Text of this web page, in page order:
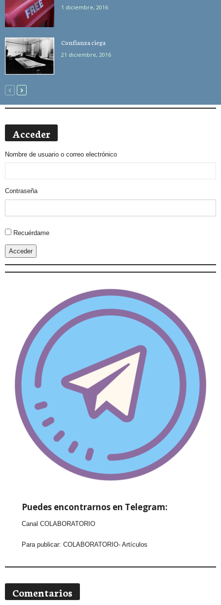
1 diciembre, 2016
Confianza ciega
21 diciembre, 2016
Acceder
Nombre de usuario o correo electrónico
Contraseña
Alternative:
Recuérdame
Acceder
Puedes encontrarnos en Telegram:
Canal COLABORATORIO
Para publicar:COLABORATORIO- Artículos
Comentarios